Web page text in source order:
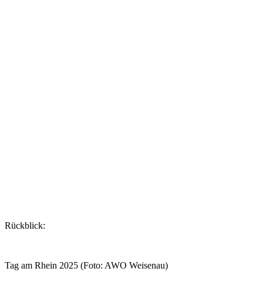
Rückblick:
Tag am Rhein 2025 (Foto: AWO Weisenau)